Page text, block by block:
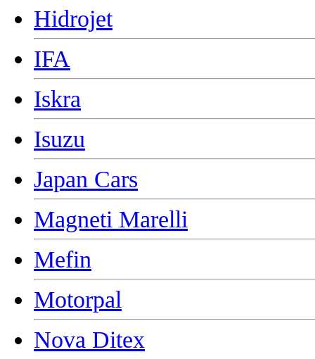
Hidrojet
IFA
Iskra
Isuzu
Japan Cars
Magneti Marelli
Mefin
Motorpal
Nova Ditex